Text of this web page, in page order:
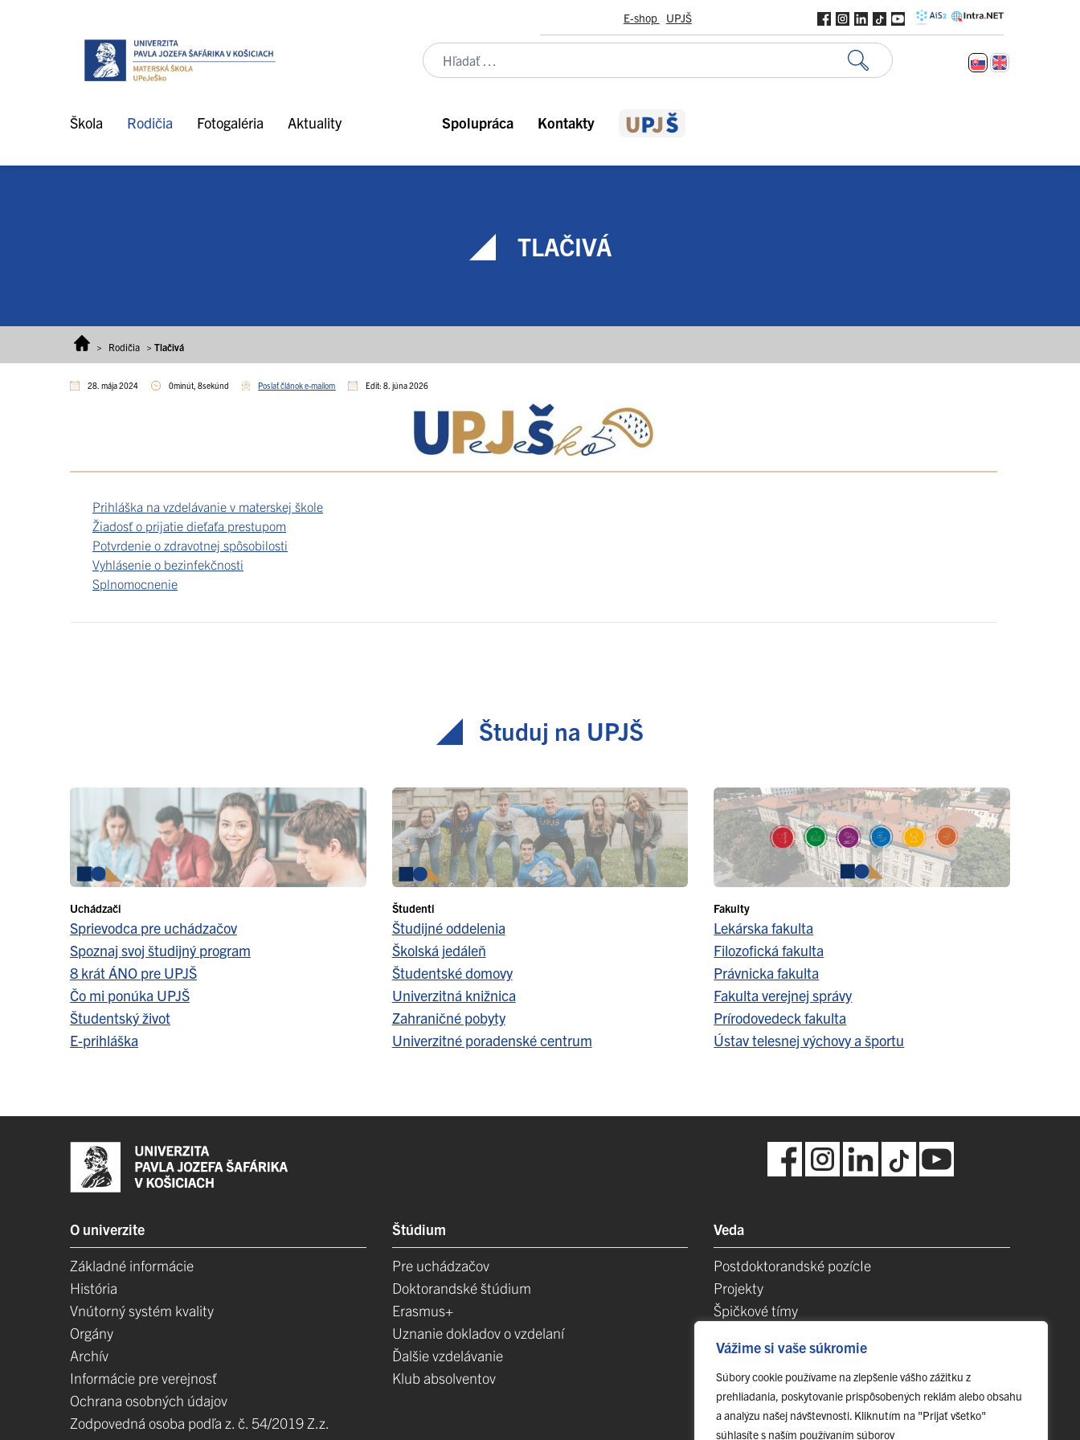
Vážime si vaše súkromie
Súbory cookie používame na zlepšenie vášho zážitku z
prehliadania, poskytovanie prispôsobených reklám alebo obsahu
a analýzu našej návštevnosti. Kliknutím na "Prijať všetko"
súhlasíte s naším používaním súborov
E-shop UPJŠ
Škola Rodičia Fotogaléria Aktuality Spolupráca Kontakty
TLAČIVÁ
> Rodičia > Tlačivá
28. mája 2024 0minút, 8sekúnd Poslať článok e-mailom Edit: 8. júna 2026
Prihláška na vzdelávanie v materskej škole
Žiadosť o prijatie dieťaťa prestupom
Potvrdenie o zdravotnej spôsobilosti
Vyhlásenie o bezinfekčnosti
Splnomocnenie
Študuj na UPJŠ
Uchádzači
Sprievodca pre uchádzačov
Spoznaj svoj študijný program
8 krát ÁNO pre UPJŠ
Čo mi ponúka UPJŠ
Študentský život
E-prihláška
Študenti
Študijné oddelenia
Školská jedáleň
Študentské domovy
Univerzitná knižnica
Zahraničné pobyty
Univerzitné poradenské centrum
Fakulty
Lekárska fakulta
Filozofická fakulta
Právnicka fakulta
Fakulta verejnej správy
Prírodovedeck fakulta
Ústav telesnej výchovy a športu
O univerzite
Základné informácie
História
Vnútorný systém kvality
Orgány
Archív
Informácie pre verejnosť
Ochrana osobných údajov
Zodpovedná osoba podľa z. č. 54/2019 Z.z.
Štúdium
Pre uchádzačov
Doktorandské štúdium
Erasmus+
Uznanie dokladov o vzdelaní
Ďalšie vzdelávanie
Klub absolventov
Veda
Postdoktorandské pozícIe
Projekty
Špičkové tímy
Vedecké parky
Evidencia publikačnej činnosti
Habilitačné a vymenúvacie konania